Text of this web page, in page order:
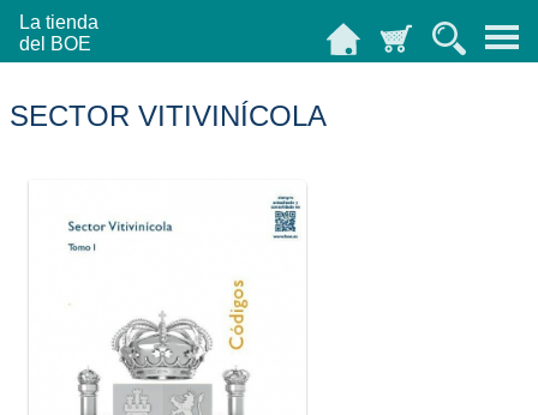
La tienda
del BOE
SECTOR VITIVINÍCOLA